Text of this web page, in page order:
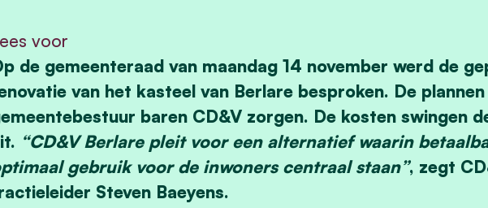
voor
de gemeenteraad van maandag 14 november werd de
van het kasteel van Berlare besproken. De
baren CD&V zorgen. De kosten swingen
“CD&V Berlare pleit voor een alternatief waarin
gebruik voor de inwoners centraal staan”, zegt
Steven Baeyens.